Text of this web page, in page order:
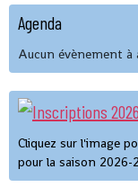
Agenda
Aucun évènement à
Cliquez sur l'image
pour la saison 2026-